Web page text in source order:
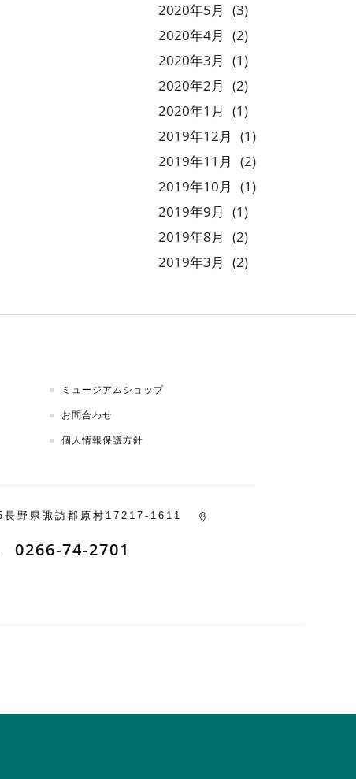
2020
5
3
2020
4
2
2020
3
1
2020
2
2
2020
1
1
2019
12
1
2019
11
2
2019
10
1
2019
9
1
2019
8
2
2019
3 2
ミュージアムショップ
お問合わせ
個人情報保護方針
長野県諏訪郡原村17217-1611
0266-74-2701